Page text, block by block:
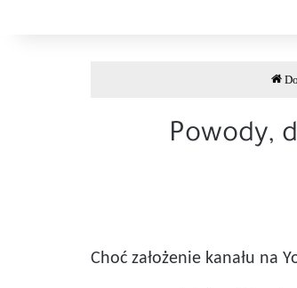
Powody,
Choć założenie kanału na